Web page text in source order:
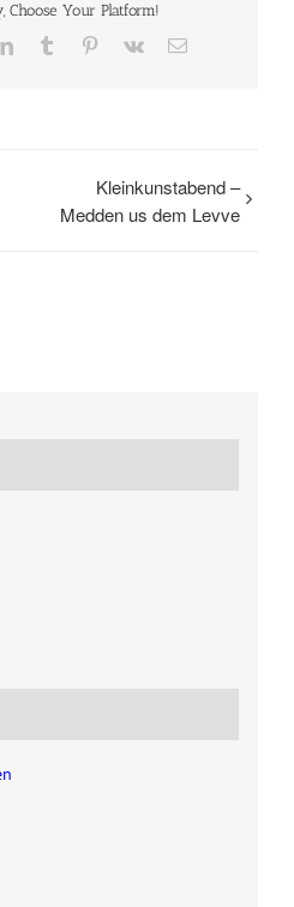
Choose Your Platform!
LinkedInTumblr Pinterest
Vk
E-
Kleinkunstabend –
Medden us dem Levve